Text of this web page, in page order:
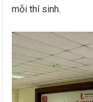
mỗi thí sinh.